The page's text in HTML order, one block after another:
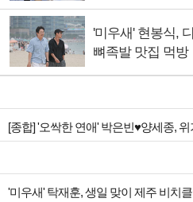
'미우새' 현봉식,
뼈족발 맛집 먹방
'미우새' 탁재훈, 생일 맞이 제주 비치